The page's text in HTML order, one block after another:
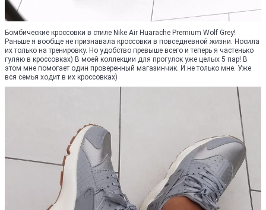
Бомбические кроссовки в стиле Nike Air Huarache Premium Wolf Grey!
Раньше я вообще не признавала кроссовки в повседневной жизни. Носила
их только на тренировку. Но удобство превыше всего и теперь я частенько
гуляю в кроссовках) В моей коллекции для прогулок уже целых 5 пар! В
этом мне помогает один проверенный магазинчик. И не только мне. Уже
вся семья ходит в их кроссовках)